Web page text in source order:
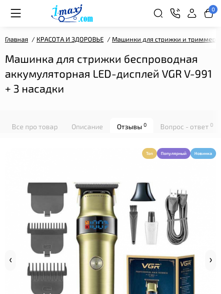
0
Главная КРАСОТА И ЗДОРОВЬЕ Машинки для стрижки и триммеры
Машинка для стрижки беспроводная
аккумуляторная LED-дисплей VGR V-991
+ 3 насадки
Все про товар Описание Отзывы 0 Вопрос - ответ 0
Топ Популярный Новинка